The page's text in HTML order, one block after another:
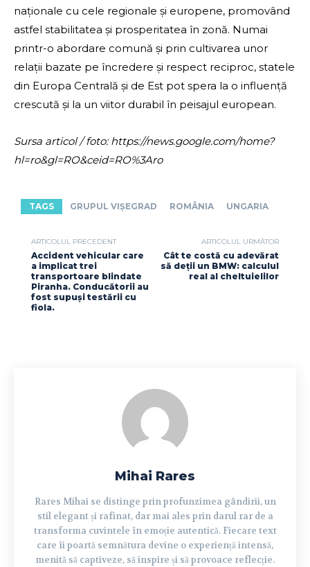
naționale cu cele regionale și europene, promovând
astfel stabilitatea și prosperitatea în zonă. Numai
printr-o abordare comună și prin cultivarea unor
relații bazate pe încredere și respect reciproc, statele
din Europa Centrală și de Est pot spera la o influență
crescută și la un viitor durabil în peisajul european.
Sursa articol / foto: https://news.google.com/home?
hl=ro&gl=RO&ceid=RO%3Aro
TAGS GRUPUL VIȘEGRAD ROMÂNIA UNGARIA
ARTICOLUL PRECEDENT
Accident vehicular care
a implicat trei
transportoare blindate
Piranha. Conducătorii au
fost supuși testării cu
fiola.
ARTICOLUL URMĂTOR
Cât te costă cu adevărat
să deții un BMW: calculul
real al cheltuielilor
Mihai Rares
Rares Mihai se distinge prin profunzimea gândirii, un
stil elegant și rafinat, dar mai ales prin darul rar de a
transforma cuvintele în emoție autentică. Fiecare text
care îi poartă semnătura devine o experiență intensă,
menită să captiveze, să inspire și să provoace reflecție.